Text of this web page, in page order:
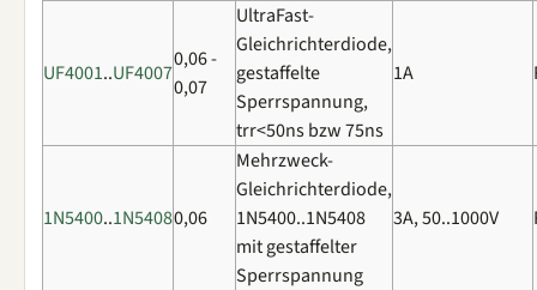
UF4001..UF4007
0,06 -
0,07
UltraFast-
Gleichrichterdiode,
gestaffelte
Sperrspannung,
trr<50ns bzw 75ns
1A
1N5400..1N54080,06
Mehrzweck-
Gleichrichterdiode,
1N5400..1N5408
mit gestaffelter
Sperrspannung
3A, 50..1000V